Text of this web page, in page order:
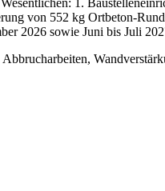
1.
von 552 kg Ortbeton-
2026 sowie Juni bis Juli